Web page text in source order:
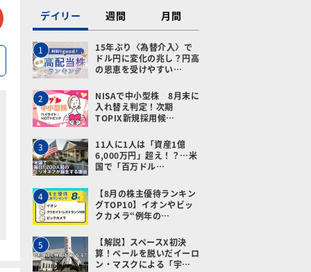
メールで送る
デイリー 週間 月間
1
15年ぶり〈為替介入〉で
ドル円に変化の兆し？円高
の恩恵を受けやすい…
2
NISAで中小型株 8月末に
入れ替え判定！次期
TOPIX新規採用候…
3
11人に1人は「資産1億
6,000万円」超え！？…米
国で「百万ドル…
4
【8月の株主優待ランキン
グTOP10】イオンやビッ
クカメラ“例年の…
5
【解説】スペースX初決
算！ベールを脱いだイーロ
ン・マスクによる「宇…